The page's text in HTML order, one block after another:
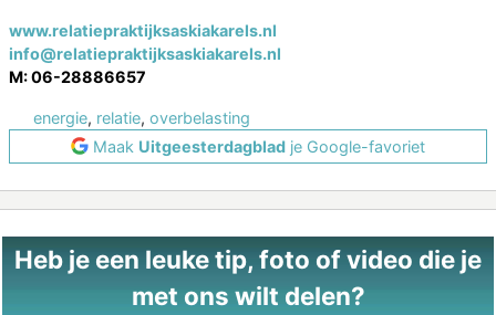
www.relatiepraktijksaskiakarels.nl
info@relatiepraktijksaskiakarels.nl
M: 06-28886657
energie, relatie, overbelasting
Maak Uitgeesterdagblad je Google-favoriet
Heb je een leuke tip, foto of video die je
met ons wilt delen?